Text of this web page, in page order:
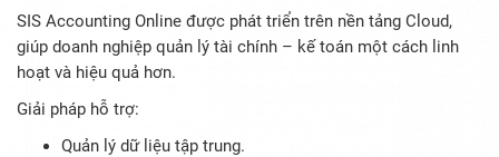
SIS Accounting Online được phát triển trên nền tảng Cloud,
giúp doanh nghiệp quản lý tài chính – kế toán một cách linh
hoạt và hiệu quả hơn.
Giải pháp hỗ trợ:
Quản lý dữ liệu tập trung.